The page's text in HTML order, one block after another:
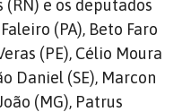
e os deputados
(PA), Beto Faro
(PE), Célio Moura
Daniel (SE), Marcon
(MG), Patrus